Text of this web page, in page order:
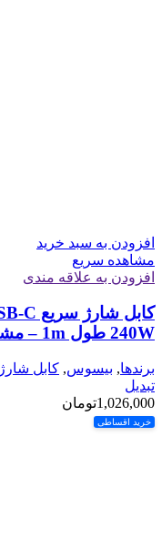
افزودن به سبد خرید
مشاهده سریع
افزودن به علاقه مندی
240W طول 1m – مشکی/طلایی
برندها, بیسوس, کابل شارژ
تبدیل
1,026,000تومان
خرید اقساطی